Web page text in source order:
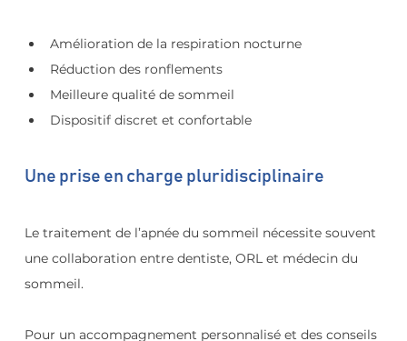
Amélioration de la respiration nocturne
Réduction des ronflements
Meilleure qualité de sommeil
Dispositif discret et confortable
Une prise en charge pluridisciplinaire
Le traitement de l’apnée du sommeil nécessite souvent
une collaboration entre dentiste, ORL et médecin du
sommeil.
Pour un accompagnement personnalisé et des conseils